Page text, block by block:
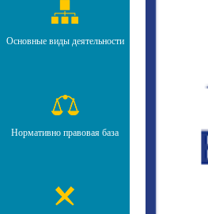
Основные виды деятельности
Нормативно правовая база